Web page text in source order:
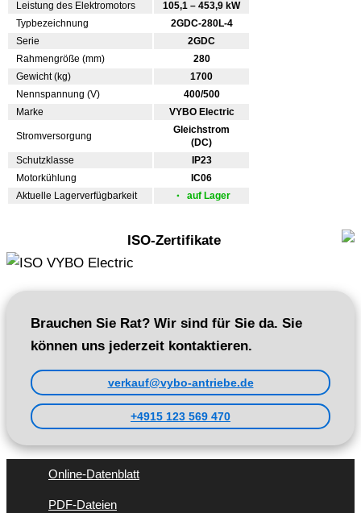
Leistung des Elektromotors
105,1 – 453,9 kW
Typbezeichnung
2GDC-280L-4
Serie
2GDC
Rahmengröße (mm)
280
Gewicht (kg)
1700
Nennspannung (V)
400/500
Marke
VYBO Electric
Stromversorgung
Gleichstrom
(DC)
Schutzklasse
IP23
Motorkühlung
IC06
Aktuelle Lagerverfügbarkeit
auf Lager
ISO-Zertifikate
Brauchen Sie Rat? Wir sind für Sie da. Sie
können uns jederzeit kontaktieren.
verkauf@vybo-antriebe.de
+4915 123 569 470
Online-Datenblatt
PDF-Dateien